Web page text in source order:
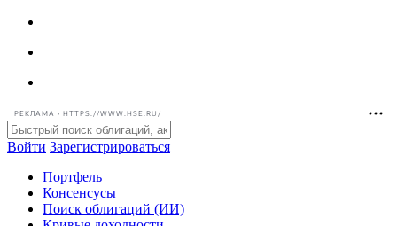
РЕКЛАМА • HTTPS://WWW.HSE.RU/
Войти Зарегистрироваться